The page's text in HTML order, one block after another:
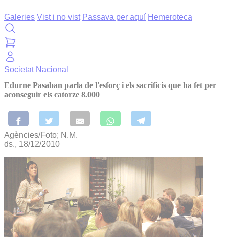
Galeries Vist i no vist Passava per aquí Hemeroteca
Societat Nacional
Edurne Pasaban parla de l'esforç i els sacrificis que ha fet per
aconseguir els catorze 8.000
Agències/Foto; N.M.
ds., 18/12/2010